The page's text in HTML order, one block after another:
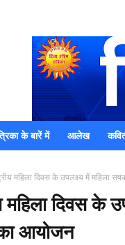
यह एक धर्मिक और राष्ट्रवादी
के बारें में आलेख
महिला दिवस के उपलक्ष्य में महिला
महिला दिवस के
आयोजन